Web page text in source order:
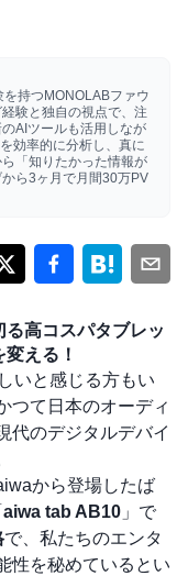
持つMONOLABファウ
験と独自の視点で、注
AIツールも活用しなが
効率的に分析し、真に
「知りたかった情報が
ら3ヶ月で月間30万PV
高コスパタブレッ
える！
いと感じる方もい
つて日本のオーディ
代のデジタルデバイ
から登場したば
aiwa tab AB10 」で
で、私たちのエンタ
性を秘めているとい